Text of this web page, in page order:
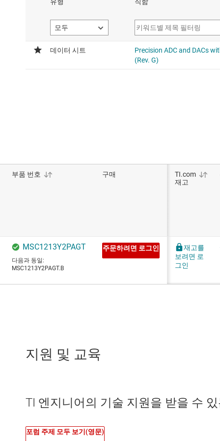
지원 및 교육
TI 엔지니어의 기술 지원을 받을 수
포럼 주제 모두 보기(영문)